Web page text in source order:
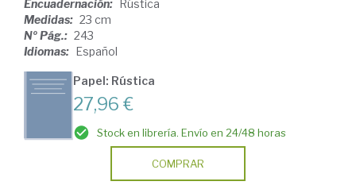
Encuadernación:
Rústica
Medidas: 23 cm
Nº Pág.: 243
Idiomas:
Español
Papel: Rústica
27,96 €
Stock en librería. Envío en 24/48 horas
COMPRAR